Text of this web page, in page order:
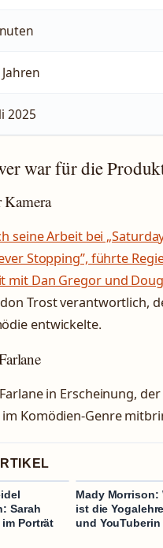
2025
war für die
Kamera
seine Arbeit bei
Stopping”, führte
mit Dan Gregor und
Trost verantwortlich,
entwickelte.
in Erscheinung,
im Komödien-Genre
Sarah
Porträt
Mady Morrison:
ist die
und YouTuberin